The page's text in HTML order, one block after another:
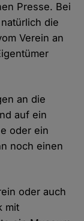
Presse. Bei
die
Verein an
an die
auf ein
oder ein
noch einen
oder auch
mit